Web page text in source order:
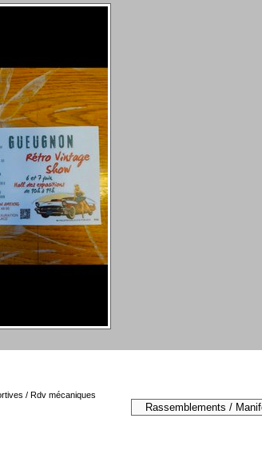
/ Rdv mécaniques